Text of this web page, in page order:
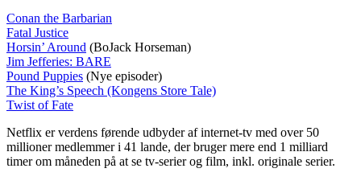
Conan the Barbarian
Fatal Justice
Horsin’ Around (BoJack Horseman)
Jim Jefferies: BARE
Pound Puppies (Nye episoder)
The King’s Speech (Kongens Store Tale)
Twist of Fate
Netflix er verdens førende udbyder af internet-tv med over 50
millioner medlemmer i 41 lande, der bruger mere end 1 milliard
timer om måneden på at se tv-serier og film, inkl. originale serier.